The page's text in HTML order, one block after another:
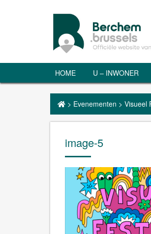
HOME U – INWONER
> Evenementen > Visueel
image-5